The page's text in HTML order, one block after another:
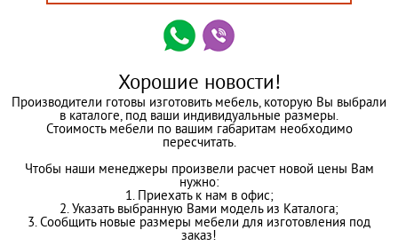
Хорошие новости!
Производители готовы изготовить мебель, которую Вы выбрали
в каталоге, под ваши индивидуальные размеры.
Стоимость мебели по вашим габаритам необходимо
пересчитать.
Чтобы наши менеджеры произвели расчет новой цены Вам
нужно:
1. Приехать к нам в офис;
2. Указать выбранную Вами модель из Каталога;
3. Сообщить новые размеры мебели для изготовления под
заказ!